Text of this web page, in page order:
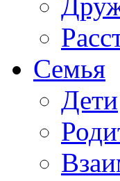
Семья
Дети